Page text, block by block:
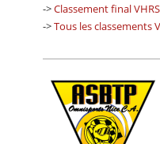
->Classement final VHRS
->Tous les classements